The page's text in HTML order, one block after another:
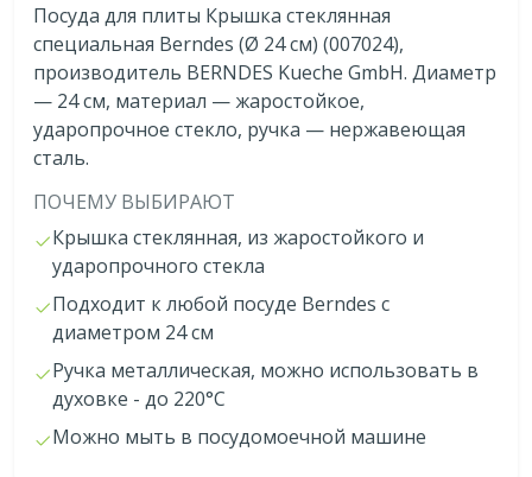
Посуда для плиты Крышка стеклянная
специальная Berndes (Ø 24 см) (007024),
производитель BERNDES Kueche GmbH. Диаметр
— 24 см, материал — жаростойкое,
ударопрочное стекло, ручка — нержавеющая
сталь.
ПОЧЕМУ ВЫБИРАЮТ
Крышка стеклянная, из жаростойкого и
ударопрочного стекла
Подходит к любой посуде Berndes с
диаметром 24 см
Ручка металлическая, можно использовать в
духовке - до 220°C
Можно мыть в посудомоечной машине